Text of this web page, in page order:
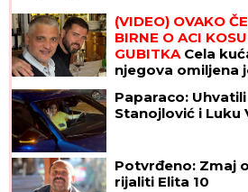
(VIDEO) OVAKO
BIRNE O ACI
GUBITKACela
njegova omiljena
Paparaco:
Stanojlović i Luku
Potvrđeno: Zmaj
rijaliti Elita 10